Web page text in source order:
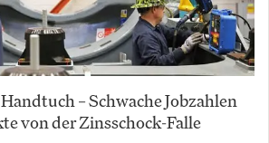
– Schwache Jobzahlen
von der Zinsschock-Falle